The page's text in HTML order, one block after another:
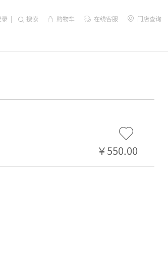
| 搜索 购物车 在线客服 门店查询
￥550.00